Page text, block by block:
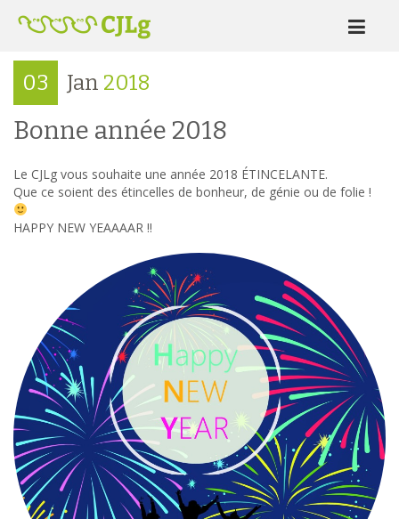
03 Jan 2018
Bonne année 2018
Le CJLg vous souhaite une année 2018 ÉTINCELANTE.
Que ce soient des étincelles de bonheur, de génie ou de folie !
HAPPY NEW YEAAAAR !!